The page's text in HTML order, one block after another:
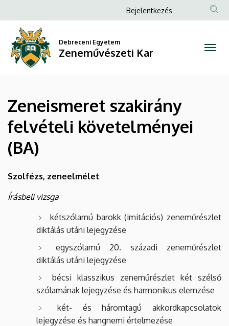
szakirány
felvételi
követelményei
Zeneművészeti
Kar
a
tartalomra
Anonim
menüje
Bejelentkezés
Debreceni Egyetem
Zeneművészeti Kar
Zeneismeret szakirány
felvételi követelményei
(BA)
Szolfézs, zeneelmélet
Írásbeli vizsga
kétszólamú barokk (imitációs) zeneműrészlet
diktálás utáni lejegyzése
egyszólamú 20. századi zeneműrészlet
diktálás utáni lejegyzése
bécsi klasszikus zeneműrészlet két szélső
szólamának lejegyzése és harmonikus elemzése
két- és háromtagú akkordkapcsolatok
lejegyzése és hangnemi értelmezése